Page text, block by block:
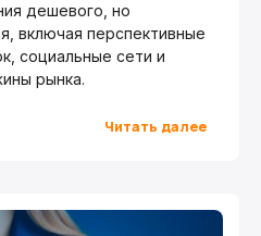
дешевого, но
включая перспективные
социальные сети и
рынка.
Читать далее